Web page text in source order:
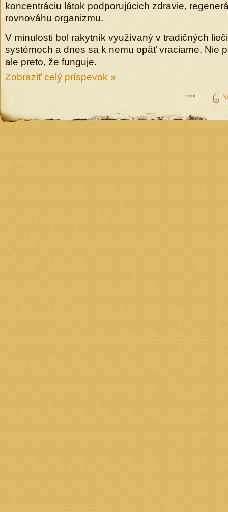
koncentráciu látok podporujúcich zdravie,
rovnováhu organizmu.
V minulosti bol rakytník využívaný v tradičných
systémoch a dnes sa k nemu opäť vraciame. Nie
ale preto, že funguje.
Zobraziť celý príspevok »